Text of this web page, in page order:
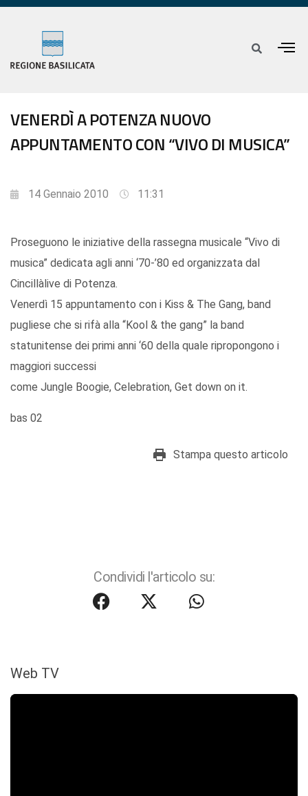
VENERDÌ A POTENZA NUOVO
APPUNTAMENTO CON “VIVO DI MUSICA”
14 Gennaio 2010 11:31
Proseguono le iniziative della rassegna musicale “Vivo di
musica” dedicata agli anni ‘70-’80 ed organizzata dal
Cincillàlive di Potenza.
Venerdì 15 appuntamento con i Kiss & The Gang, band
pugliese che si rifà alla “Kool & the gang” la band
statunitense dei primi anni ‘60 della quale ripropongono i
maggiori successi
come Jungle Boogie, Celebration, Get down on it.
bas 02
Stampa questo articolo
Condividi l'articolo su:
Web TV